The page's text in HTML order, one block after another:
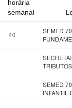
horária
semanal
40
SEMED
SEMED
INFANTIL